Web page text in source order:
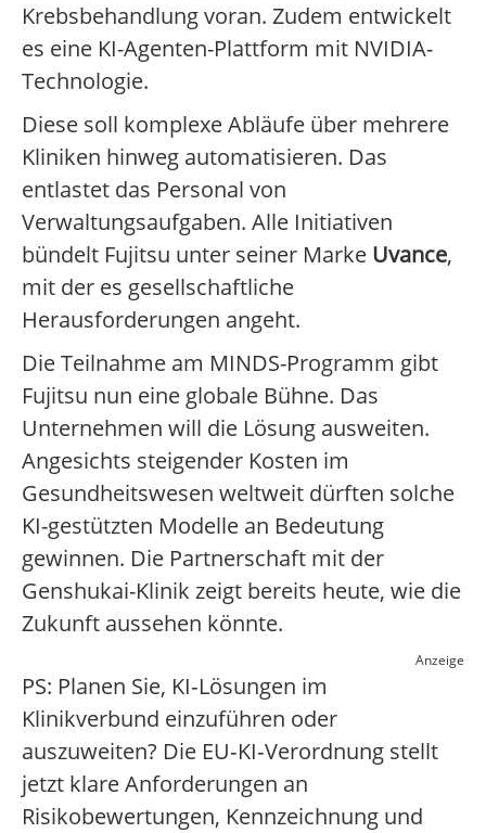
Krebsbehandlung voran. Zudem entwickelt
es eine KI-Agenten-Plattform mit NVIDIA-
Technologie.
Diese soll komplexe Abläufe über mehrere
Kliniken hinweg automatisieren. Das
entlastet das Personal von
Verwaltungsaufgaben. Alle Initiativen
bündelt Fujitsu unter seiner Marke Uvance,
mit der es gesellschaftliche
Herausforderungen angeht.
Die Teilnahme am MINDS-Programm gibt
Fujitsu nun eine globale Bühne. Das
Unternehmen will die Lösung ausweiten.
Angesichts steigender Kosten im
Gesundheitswesen weltweit dürften solche
KI-gestützten Modelle an Bedeutung
gewinnen. Die Partnerschaft mit der
Genshukai-Klinik zeigt bereits heute, wie die
Zukunft aussehen könnte.
Anzeige
PS: Planen Sie, KI‑Lösungen im
Klinikverbund einzuführen oder
auszuweiten? Die EU‑KI‑Verordnung stellt
jetzt klare Anforderungen an
Risikobewertungen, Kennzeichnung und